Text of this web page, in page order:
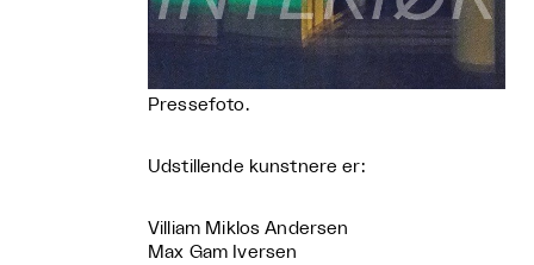
Pressefoto.
Udstillende kunstnere er:
Villiam Miklos Andersen
Max Gam Iversen